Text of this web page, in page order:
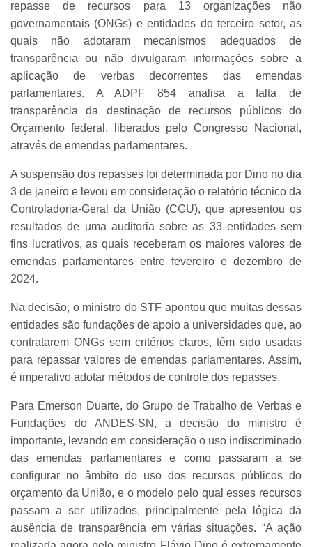
repasse de recursos para 13 organizações não
governamentais (ONGs) e entidades do terceiro setor, as
quais não adotaram mecanismos adequados de
transparência ou não divulgaram informações sobre a
aplicação de verbas decorrentes das emendas
parlamentares. A ADPF 854 analisa a falta de
transparência da destinação de recursos públicos do
Orçamento federal, liberados pelo Congresso Nacional,
através de emendas parlamentares.
A suspensão dos repasses foi determinada por Dino no dia
3 de janeiro e levou em consideração o relatório técnico da
Controladoria-Geral da União (CGU), que apresentou os
resultados de uma auditoria sobre as 33 entidades sem
fins lucrativos, as quais receberam os maiores valores de
emendas parlamentares entre fevereiro e dezembro de
2024.
Na decisão, o ministro do STF apontou que muitas dessas
entidades são fundações de apoio a universidades que, ao
contratarem ONGs sem critérios claros, têm sido usadas
para repassar valores de emendas parlamentares. Assim,
é imperativo adotar métodos de controle dos repasses.
Para Emerson Duarte, do Grupo de Trabalho de Verbas e
Fundações do ANDES-SN, a decisão do ministro é
importante, levando em consideração o uso indiscriminado
das emendas parlamentares e como passaram a se
configurar no âmbito do uso dos recursos públicos do
orçamento da União, e o modelo pelo qual esses recursos
passam a ser utilizados, principalmente pela lógica da
ausência de transparência em várias situações. “A ação